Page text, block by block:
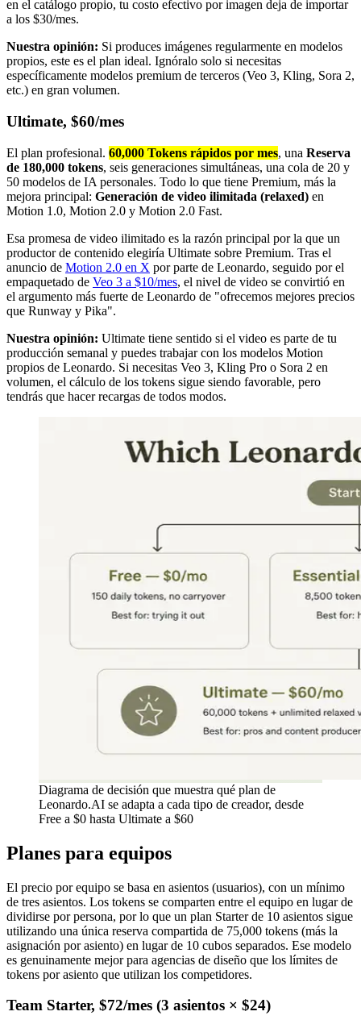
en el catálogo propio, tu costo efectivo por imagen deja de importar
a los $30/mes.
Nuestra opinión: Si produces imágenes regularmente en modelos
propios, este es el plan ideal. Ignóralo solo si necesitas
específicamente modelos premium de terceros (Veo 3, Kling, Sora 2,
etc.) en gran volumen.
Ultimate, $60/mes
El plan profesional. 60,000 Tokens rápidos por mes, una Reserva
de 180,000 tokens, seis generaciones simultáneas, una cola de 20 y
50 modelos de IA personales. Todo lo que tiene Premium, más la
mejora principal: Generación de video ilimitada (relaxed) en
Motion 1.0, Motion 2.0 y Motion 2.0 Fast.
Esa promesa de video ilimitado es la razón principal por la que un
productor de contenido elegiría Ultimate sobre Premium. Tras el
anuncio de Motion 2.0 en X por parte de Leonardo, seguido por el
empaquetado de Veo 3 a $10/mes, el nivel de video se convirtió en
el argumento más fuerte de Leonardo de "ofrecemos mejores precios
que Runway y Pika".
Nuestra opinión: Ultimate tiene sentido si el video es parte de tu
producción semanal y puedes trabajar con los modelos Motion
propios de Leonardo. Si necesitas Veo 3, Kling Pro o Sora 2 en
volumen, el cálculo de los tokens sigue siendo favorable, pero
tendrás que hacer recargas de todos modos.
Diagrama de decisión que muestra qué plan de
Leonardo.AI se adapta a cada tipo de creador, desde
Free a $0 hasta Ultimate a $60
Planes para equipos
El precio por equipo se basa en asientos (usuarios), con un mínimo
de tres asientos. Los tokens se comparten entre el equipo en lugar de
dividirse por persona, por lo que un plan Starter de 10 asientos sigue
utilizando una única reserva compartida de 75,000 tokens (más la
asignación por asiento) en lugar de 10 cubos separados. Ese modelo
es genuinamente mejor para agencias de diseño que los límites de
tokens por asiento que utilizan los competidores.
Team Starter, $72/mes (3 asientos × $24)